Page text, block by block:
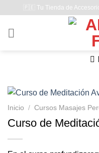
contenido
🇵🇪 Tu Tienda de
Inicio / Cursos Masajes
Curso de